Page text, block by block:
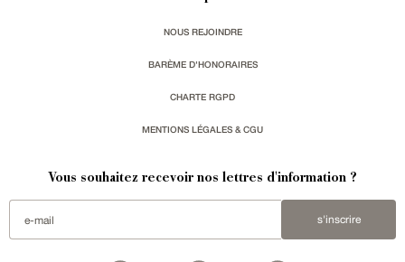
NOUS REJOINDRE
BARÈME D'HONORAIRES
CHARTE RGPD
MENTIONS LÉGALES & CGU
Vous souhaitez recevoir nos lettres d'information ?
s'inscrire